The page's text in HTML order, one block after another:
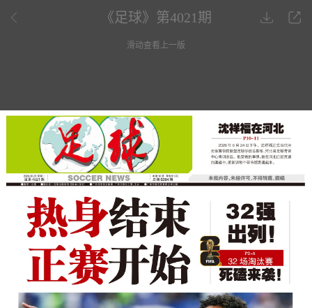
《足球》第4021期
滑动查看上一版
第一版
热身结束 正赛开始
32强出列！32场淘汰赛死磕来袭！
沈祥福在河北
第二版
世界杯扩军的 “虽
美加墨世界杯小组赛落幕